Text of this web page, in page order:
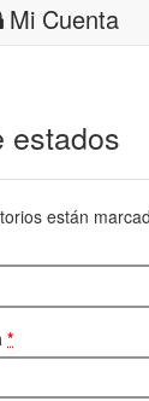
Mi Cuenta
estados
están
*